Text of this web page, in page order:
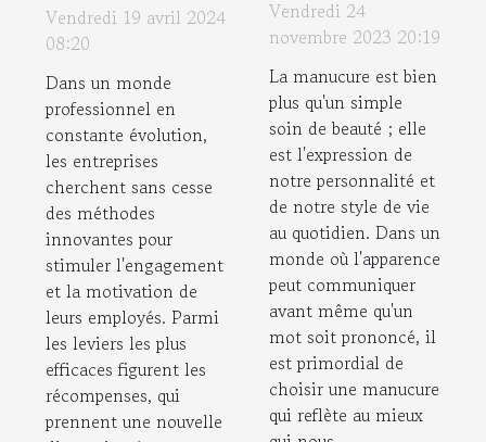
peuvent
améliorer la
motivation des
employés
Vendredi 19 avril 2024
08:20
Dans un monde
professionnel en
constante évolution,
les entreprises
cherchent sans cesse
des méthodes
innovantes pour
stimuler l'engagement
et la motivation de
leurs employés. Parmi
les leviers les plus
efficaces figurent les
récompenses, qui
prennent une nouvelle
idéal pour
votre style
quotidien
Vendredi 24
novembre 2023 20:19
La manucure est bien
plus qu'un simple
soin de beauté ; elle
est l'expression de
notre personnalité et
de notre style de vie
au quotidien. Dans un
monde où l'apparence
peut communiquer
avant même qu'un
mot soit prononcé, il
est primordial de
choisir une manucure
qui reflète au mieux